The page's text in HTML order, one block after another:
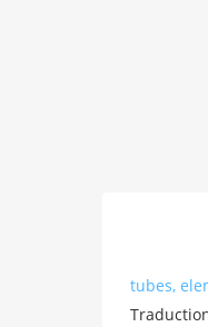
tubes,